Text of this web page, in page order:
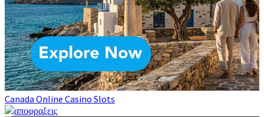
Canada Online Casino Slots